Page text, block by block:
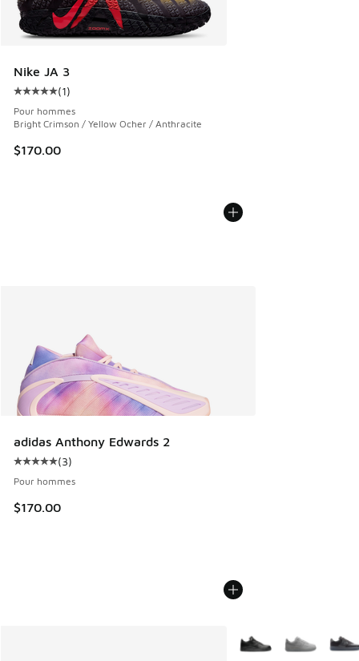
Nike JA 3
Cote moyenne du client - [5 sur 5 étoiles], 1 commentaires
(1)
Pour hommes
Bright Crimson / Yellow Ocher / Anthracite
$170.00
adidas Anthony Edwards 2
Cote moyenne du client - [5 sur 5 étoiles], 3 commentaires
(3)
Pour hommes
$170.00
Plus de couleurs